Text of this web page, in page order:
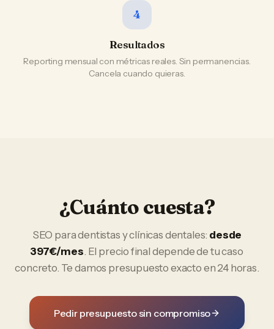
4
Resultados
Reporting mensual con métricas reales. Sin permanencias.
Cancela cuando quieras.
¿Cuánto cuesta?
SEO paradentistas y clínicas dentales: desde
397€/mes. El precio final depende de tu caso
concreto. Te damos presupuesto exacto en 24 horas.
Pedir presupuesto sin compromiso